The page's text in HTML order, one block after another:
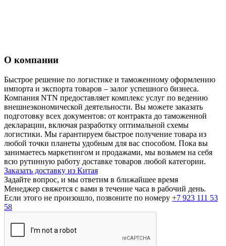
О компании
Быстрое решение по логистике и таможенному оформлению
импорта и экспорта товаров – залог успешного бизнеса.
Компания NTN предоставляет комплекс услуг по ведению
внешнеэкономической деятельности. Вы можете заказать
подготовку всех документов: от контракта до таможенной
декларации, включая разработку оптимальной схемы
логистики. Мы гарантируем быстрое получение товара из
любой точки планеты удобным для вас способом. Пока вы
занимаетесь маркетингом и продажами, мы возьмем на себя
всю рутинную работу доставке товаров любой категории.
Заказать доставку из Китая
Задайте вопрос, и мы ответим в ближайшее время
Менеджер свяжется с вами в течение часа в рабочий день.
Если этого не произошло, позвоните по номеру +7 923 111 53
58